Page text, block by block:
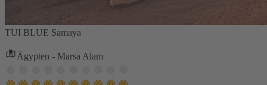
TUI BLUE Samaya
Ägypten - Marsa Alam